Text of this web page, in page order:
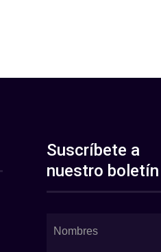
Suscríbete a
nuestro boletín